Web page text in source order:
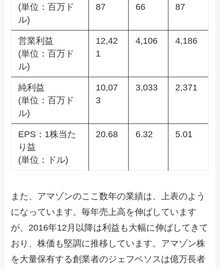
(単位：百万ド
ル)
87
66
87
営業利益
(単位：百万ド
ル)
12,42
1
4,106 4,186
純利益
(単位：百万ド
ル)
10,07
3
3,033 2,371
EPS：1株当た
り益
(単位：ドル)
20.68 6.32 5.01
また、アマゾンのここ数年の業績は、上表のよう
になっています。毎年売上高を伸ばしています
が、2016年12月以降は利益も大幅に伸ばしてきて
おり、株価も堅調に推移しています。アマゾン株
を大量保有する創業者のジェフベソスは億万長者